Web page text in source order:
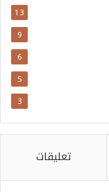
13
9
6
5
3
تعليقات